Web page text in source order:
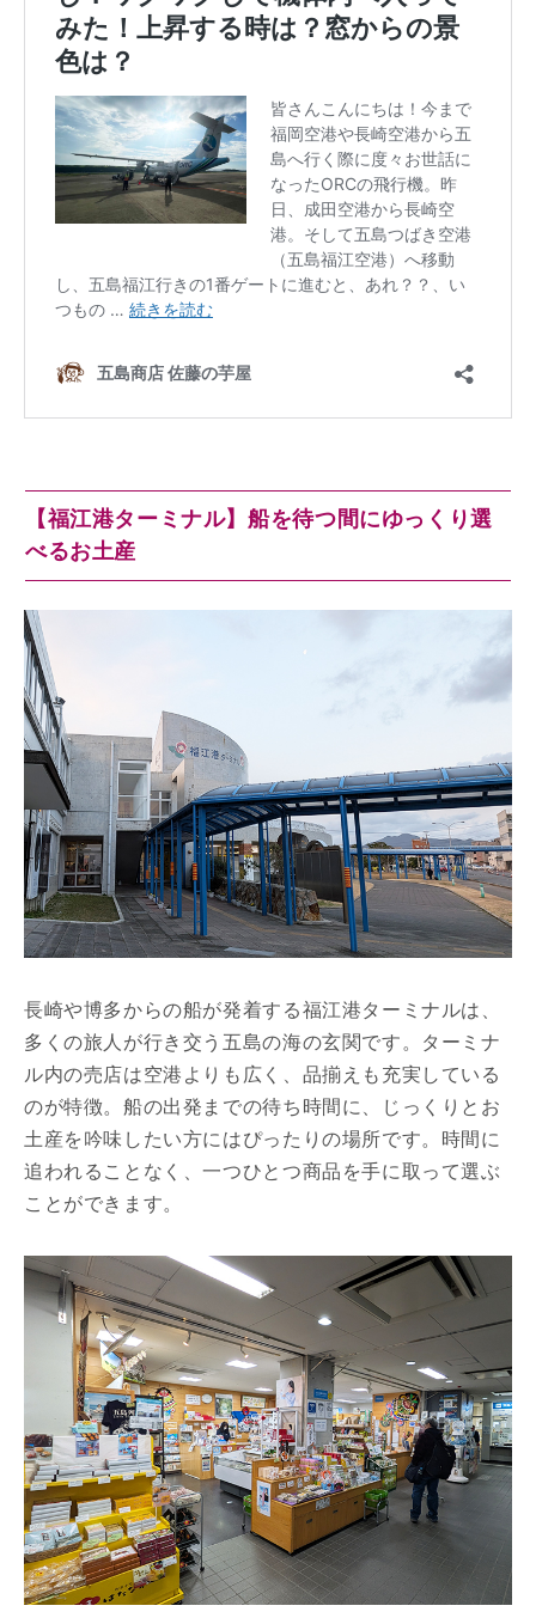
【福江港ターミナル】船を待つ間にゆっくり選
べるお土産
長崎や博多からの船が発着する福江港ターミナルは、
多くの旅人が行き交う五島の海の玄関です。ターミナ
ル内の売店は空港よりも広く、品揃えも充実している
のが特徴。船の出発までの待ち時間に、じっくりとお
土産を吟味したい方にはぴったりの場所です。時間に
追われることなく、一つひとつ商品を手に取って選ぶ
ことができます。